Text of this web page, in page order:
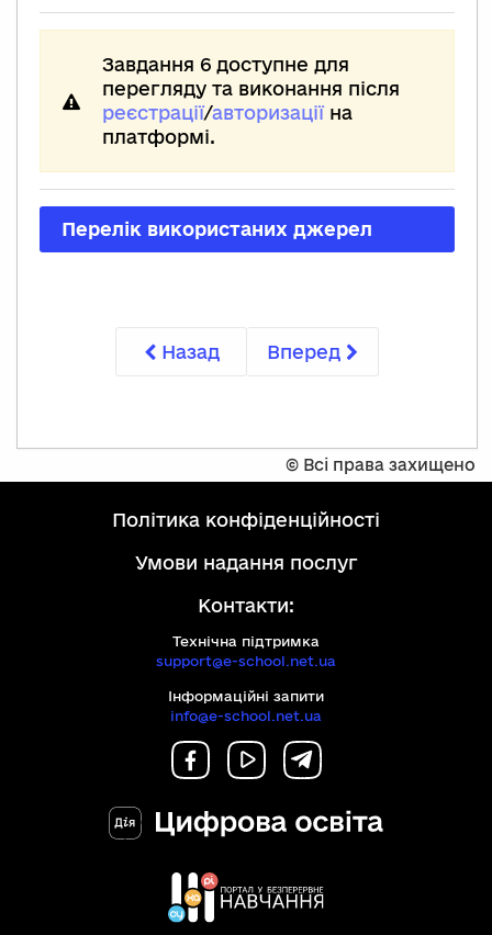
Завдання 6 доступне для
перегляду та виконання після
реєстрації/авторизаціїна
платформі.
Перелік використаних джерел
Назад Вперед
© Всі права захищено
політика конфіденційності
умови надання послуг
Контакти:
Технічна підтримка
support@e-school.net.ua
Інформаційні запити
info@e-school.net.ua